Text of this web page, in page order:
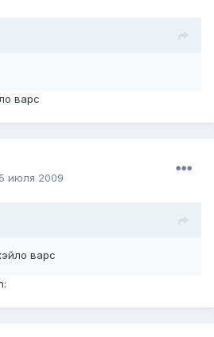
варс
июля 2009
варс